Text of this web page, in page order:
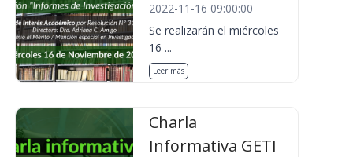
2022-11-16 09:00:00
Se realizarán el miércoles
16 ...
Leer más
Charla
Informativa GETI